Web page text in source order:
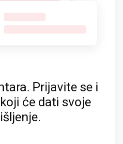
Prijavite se i
će dati svoje